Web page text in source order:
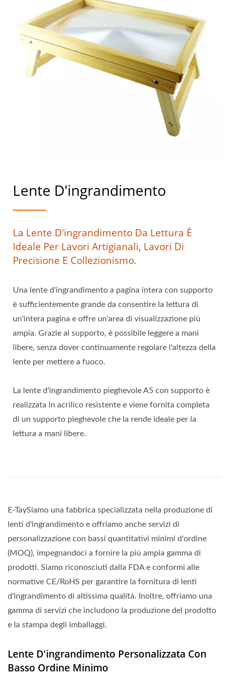
Lente D'ingrandimento
La Lente D'ingrandimento Da Lettura È
Ideale Per Lavori Artigianali, Lavori Di
Precisione E Collezionismo.
Una lente d'ingrandimento a pagina intera con supporto
è sufficientemente grande da consentire la lettura di
un'intera pagina e offre un'area di visualizzazione più
ampia. Grazie al supporto, è possibile leggere a mani
libere, senza dover continuamente regolare l'altezza della
lente per mettere a fuoco.
La lente d'ingrandimento pieghevole A5 con supporto è
realizzata in acrilico resistente e viene fornita completa
di un supporto pieghevole che la rende ideale per la
lettura a mani libere.
E-TaySiamo una fabbrica specializzata nella produzione di
lenti d'ingrandimento e offriamo anche servizi di
personalizzazione con bassi quantitativi minimi d'ordine
(MOQ), impegnandoci a fornire la più ampia gamma di
prodotti. Siamo riconosciuti dalla FDA e conformi alle
normative CE/RoHS per garantire la fornitura di lenti
d'ingrandimento di altissima qualità. Inoltre, offriamo una
gamma di servizi che includono la produzione del prodotto
e la stampa degli imballaggi.
Lente D'ingrandimento Personalizzata Con
Basso Ordine Minimo